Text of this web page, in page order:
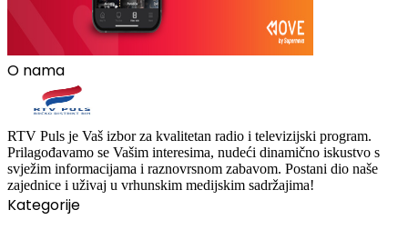
O nama
RTV Puls je Vaš izbor za kvalitetan radio i televizijski program.
Prilagođavamo se Vašim interesima, nudeći dinamično iskustvo s
svježim informacijama i raznovrsnom zabavom. Postani dio naše
zajednice i uživaj u vrhunskim medijskim sadržajima!
Kategorije